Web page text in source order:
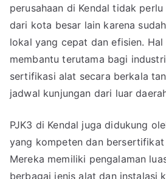
perusahaan di Kendal tidak perlu
dari kota besar lain karena
lokal yang cepat dan efisien. Hal
membantu terutama bagi
sertifikasi alat secara berkala
jadwal kunjungan dari luar
PJK3 di Kendal juga didukung
yang kompeten dan bersertifikat
Mereka memiliki pengalaman
berbagai jenis alat dan instalasi